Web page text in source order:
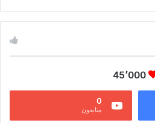
45٬000
0
متابعون